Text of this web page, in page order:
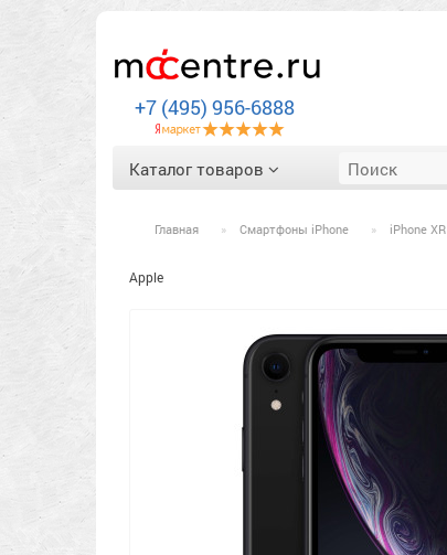
+7 (495) 956-6888
Каталог товаров
Главная Смартфоны iPhone iPhone XR
Apple